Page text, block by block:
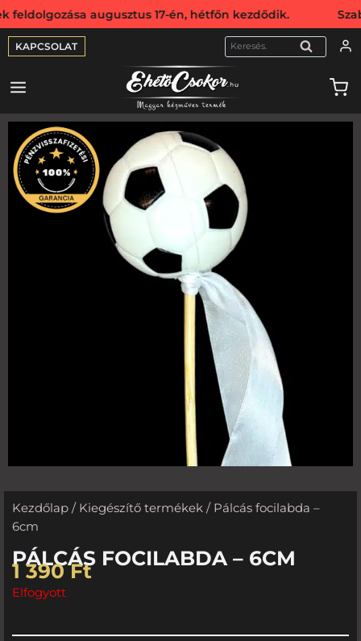
augusztus 17-én, hétfőn kezdődik.
KAPCSOLAT KERESÉS
Kezdőlap / Kiegészítő termékek / Pálcás focilabda –
6cm
PÁLCÁS FOCILABDA – 6CM
1 390Ft
Elfogyott